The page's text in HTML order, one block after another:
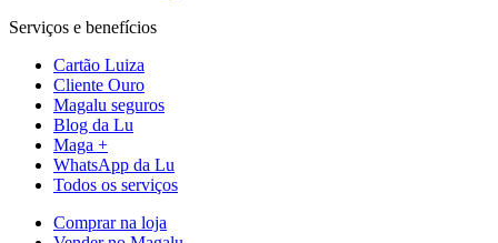
Serviços e benefícios
Cartão Luiza
Cliente Ouro
Magalu seguros
Blog da Lu
Maga +
WhatsApp da Lu
Todos os serviços
Comprar na loja